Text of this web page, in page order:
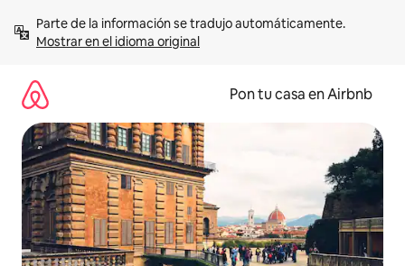
contenidoMostrar en el idioma original
Pon tu casa en Airbnb